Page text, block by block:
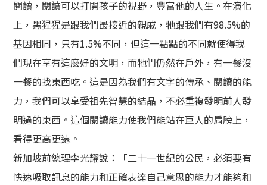
閱讀，閱讀可以打開孩子的視野，豐富他的人生。在演化
上，黑猩猩是跟我們最接近的親戚，牠跟我們有98.5%的
基因相同，只有1.5%不同，但這一點點的不同就使得我
們現在享有這麼好的文明，而牠們仍然在戶外，有一餐沒
一餐的找東西吃。這是因為我們有文字的傳承、閱讀的能
力，我們可以享受祖先智慧的結晶，不必重複發明前人發
明過的東西。這個閱讀能力使我們能站在巨人的肩膀上，
看得更高更遠。
新加坡前總理李光耀說：「二十一世紀的公民，必須要有
快速吸取訊息的能力和正確表達自己意思的能力才能夠和